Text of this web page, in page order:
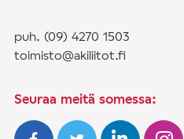
puh. (09) 4270 1503
toimisto@akiliitot.fi
Seuraa meitä somessa: